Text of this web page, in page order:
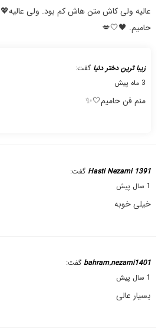
عالیه ولی کاش متن هاش کم بود. ولی عالیه💖
حامیم. 🖤🤍💋
زیبا ترین دختر دنیا گفت:
3 ماه پیش
منم فن حامیم🤍✨
Hasti Nezami 1391 گفت:
1 سال پیش
خیلی خوبه
bahram.nezami1401 گفت:
1 سال پیش
بسیار عالی